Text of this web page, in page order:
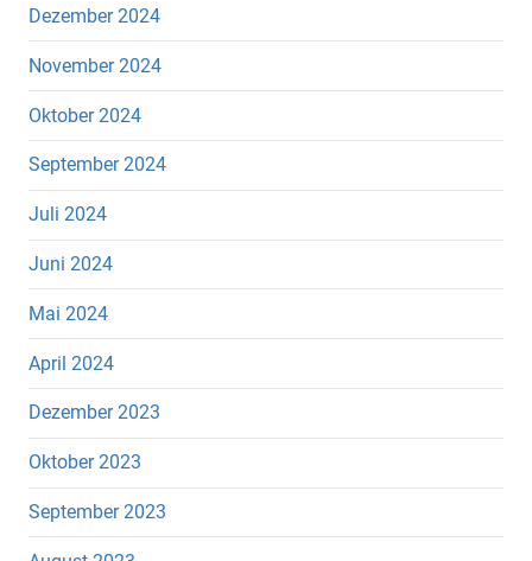
Dezember 2024
November 2024
Oktober 2024
September 2024
Juli 2024
Juni 2024
Mai 2024
April 2024
Dezember 2023
Oktober 2023
September 2023